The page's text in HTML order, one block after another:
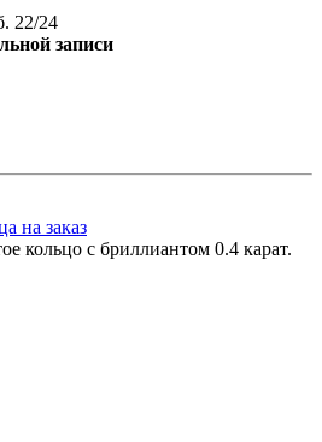
22/24
записи
на заказ
кольцо с бриллиантом 0.4 карат.